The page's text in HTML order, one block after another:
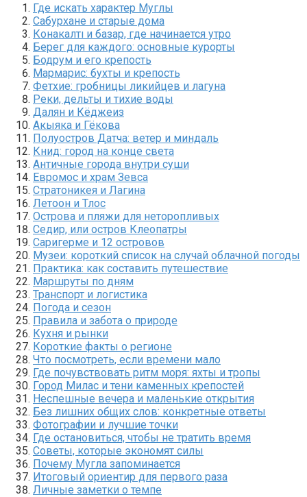
Где искать характер Муглы
Сабурхане и старые дома
Конакалтı и базар, где начинается утро
Берег для каждого: основные курорты
Бодрум и его крепость
Мармариc: бухты и крепость
Фетхие: гробницы ликийцев и лагуна
Реки, дельты и тихие воды
Далян и Кёджеиз
Акыяка и Гёкова
Полуостров Датча: ветер и миндаль
Книд: город на конце света
Античные города внутри суши
Евромос и храм Зевса
Стратоникея и Лагина
Летоон и Тлос
Острова и пляжи для неторопливых
Седир, или остров Клеопатры
Саригерме и 12 островов
Музеи: короткий список на случай облачной погоды
Практика: как составить путешествие
Маршруты по дням
Транспорт и логистика
Погода и сезон
Правила и забота о природе
Кухня и рынки
Короткие факты о регионе
Что посмотреть, если времени мало
Где почувствовать ритм моря: яхты и тропы
Город Милас и тени каменных крепостей
Неспешные вечера и маленькие открытия
Без лишних общих слов: конкретные ответы
Фотографии и лучшие точки
Где остановиться, чтобы не тратить время
Советы, которые экономят силы
Почему Мугла запоминается
Итоговый ориентир для первого раза
Личные заметки о темпе